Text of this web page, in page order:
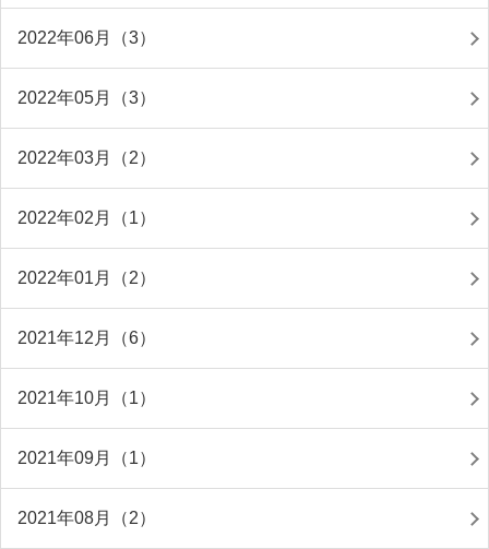
2022年06月（3）
2022年05月（3）
2022年03月（2）
2022年02月（1）
2022年01月（2）
2021年12月（6）
2021年10月（1）
2021年09月（1）
2021年08月（2）